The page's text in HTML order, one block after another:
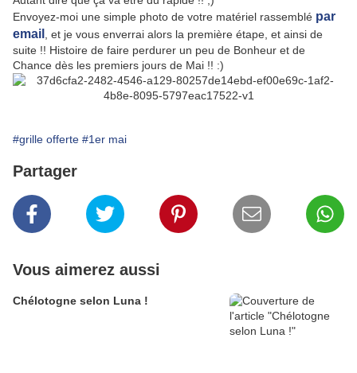
Envoyez-moi une simple photo de votre matériel rassemblé par
email
, et je vous enverrai alors la première étape, et ainsi de
suite !! Histoire de faire perdurer un peu de Bonheur et de
Chance dès les premiers jours de Mai !! :)
#grille offerte #1er mai
Partager
Vous aimerez aussi
Chélotogne selon Luna !